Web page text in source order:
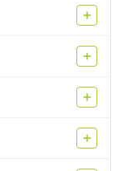
＋
＋
＋
＋